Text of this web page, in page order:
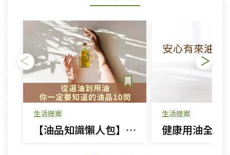
生活提案
【油品知識懶人包】選油、用油、保存油的 10 個常見疑問，一次解答！
生活提案